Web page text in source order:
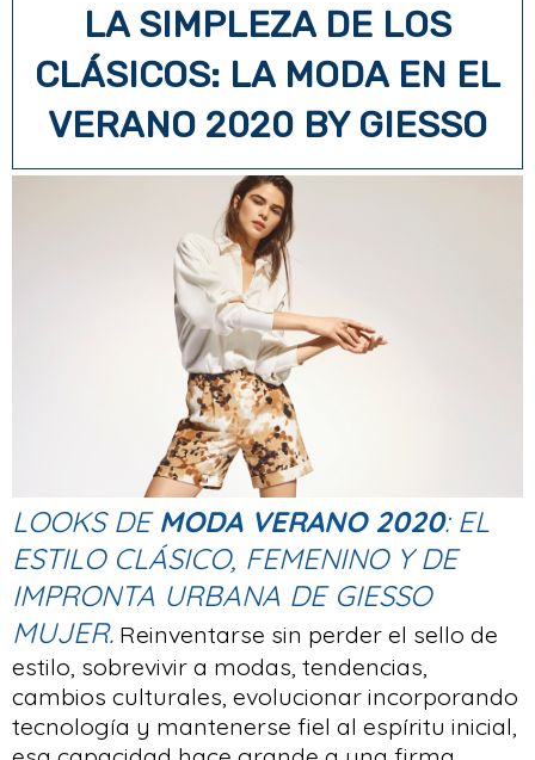
LA SIMPLEZA DE LOS
CLÁSICOS: LA MODA EN EL
VERANO 2020 BY GIESSO
LOOKS DE MODA VERANO 2020: EL
ESTILO CLÁSICO, FEMENINO Y DE
IMPRONTA URBANA DE GIESSO
MUJER. Reinventarse sin perder el sello de
estilo, sobrevivir a modas, tendencias,
cambios culturales, evolucionar incorporando
tecnología y mantenerse fiel al espíritu inicial,